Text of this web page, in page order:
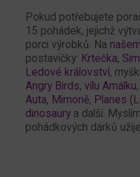
Pokud potřebujete
15 pohádek, jejichž
porci výrobků. Na
postavičky: Krtečka,
Ledové království,
Angry Birds, vílu Amálku,
Auta, Mimoně, Planes
dinosaurya další.
pohádkových dárků